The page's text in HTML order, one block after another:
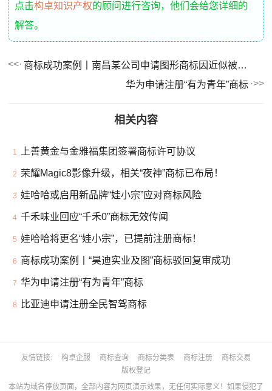
点击构卓知识产权的顾问进行咨询，他们会给您详细的
解答。
商标成功案例丨南昌某公司申请图形商标因近似被驳回，复审成功！
华为申请注册“有为青年”商标
相关内容
1 上善黄金与金雅福集团签署商标许可协议
2 荣耀Magic8影像升级，相关“夜神”商标已布局！
3 娃哈哈或启用新品牌“娃小宗”应对商标风险
4 千禾味业回应“千禾0”商标无效传闻
5 娃哈哈将更名“娃小宗”，已提前注册商标！
6 商标成功案例丨“昊迪实业及图”商标驳回复审成功
7 华为申请注册“有为青年”商标
8 比亚迪申请注册全民智驾商标
友情链接 构卓企服 商标查询 商标分类表 商标注册
商标交易
版权登记
本站为域名停放页面，全部内容为网页演示效果，无任何实际意义！如果侵犯了